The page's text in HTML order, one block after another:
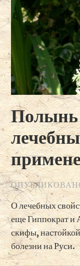
Полынь
О лечебных
еще Гиппократ и
скифы,
болезни на Руси.